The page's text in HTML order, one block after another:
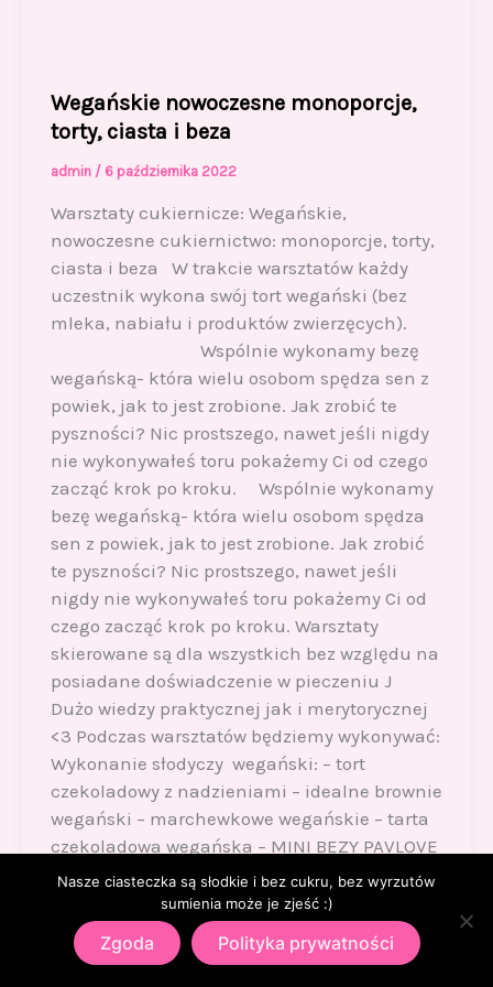
Wegańskie nowoczesne monoporcje,
torty, ciasta i beza
admin / 6 października 2022
Warsztaty cukiernicze: Wegańskie,
nowoczesne cukiernictwo: monoporcje, torty,
ciasta i beza W trakcie warsztatów każdy
uczestnik wykona swój tort wegański (bez
mleka, nabiału i produktów zwierzęcych).
Wspólnie wykonamy bezę
wegańską- która wielu osobom spędza sen z
powiek, jak to jest zrobione. Jak zrobić te
pyszności? Nic prostszego, nawet jeśli nigdy
nie wykonywałeś toru pokażemy Ci od czego
zacząć krok po kroku. Wspólnie wykonamy
bezę wegańską- która wielu osobom spędza
sen z powiek, jak to jest zrobione. Jak zrobić
te pyszności? Nic prostszego, nawet jeśli
nigdy nie wykonywałeś toru pokażemy Ci od
czego zacząć krok po kroku. Warsztaty
skierowane są dla wszystkich bez względu na
posiadane doświadczenie w pieczeniu J
Dużo wiedzy praktycznej jak i merytorycznej
<3 Podczas warsztatów będziemy wykonywać:
Wykonanie słodyczy wegański: – tort
czekoladowy z nadzieniami – idealne brownie
wegański – marchewkowe wegańskie – tarta
czekoladowa wegańska – MINI BEZY PAVLOVE
WEGAŃSKIE Nowoczesne cukiernictwo w
formie MONOPORCJI – monoporcja orzechowa
– caksicles (lody na ciepło) śmietankowe z
musem owocowym – cake popsWszystkie
Nasze ciasteczka są słodkie i bez cukru, bez wyrzutów
sumienia może je zjeść :)
Zgoda Polityka prywatności